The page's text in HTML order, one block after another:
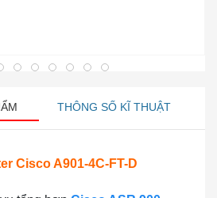
THÔNG SỐ KĨ THUẬT
Cisco A901-4C-FT-D